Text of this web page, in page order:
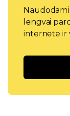
lengvai
internete ir